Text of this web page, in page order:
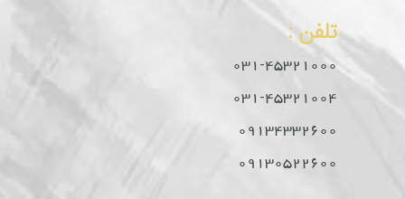
تلفن :
031-45321000
031-45321004
09134332600
09130522600